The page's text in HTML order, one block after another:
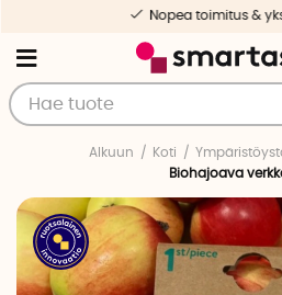
Nopea toimitus &
Alkuun Koti
Biohajoava